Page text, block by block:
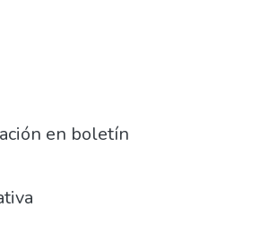
en boletín